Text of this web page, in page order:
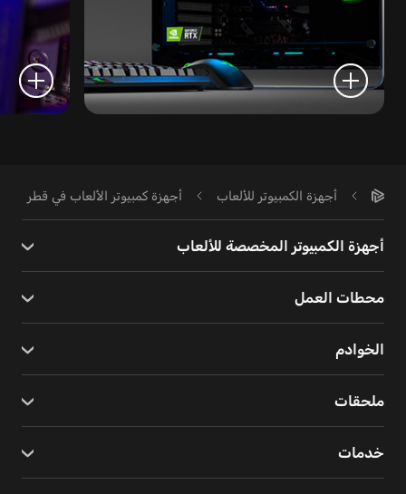
أجهزة الكمبيوتر للألعاب أجهزة كمبيوتر الألعاب في قطر
أجهزة الكمبيوتر المخصصة للألعاب
محطات العمل
الخوادم
ملحقات
خدمات